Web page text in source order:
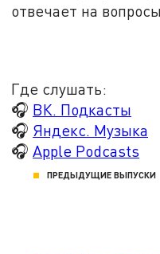
отвечает на
Где слушать:
🎧 ВК. Подкасты
🎧 Яндекс. Музыка
🎧 Apple Podcasts
ПРЕДЫДУЩИЕ ВЫПУСКИ